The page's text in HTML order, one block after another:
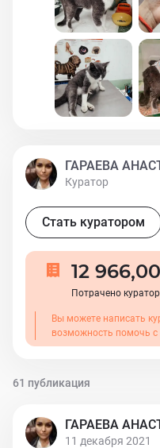
ГАРАЕВА
Куратор
Стать куратором
12
Потрачено
Вы можете написать
возможность помочь
61 публикация
ГАРАЕВА
11 декабря 2021